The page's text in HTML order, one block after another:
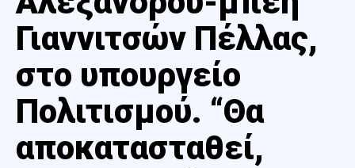
Γιαννιτσών Πέλλας,
στο υπουργείο
Πολιτισμού. “Θα
αποκατασταθεί,